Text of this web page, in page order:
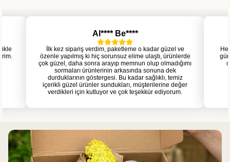
Al**** Be****
İlk kez sipariş verdim, paketleme o kadar güzel ve
özenle yapılmış ki hiç sorunsuz elime ulaştı, ürünlerde
çok güzel, daha sonra arayıp memnun olup olmadığımı
sormaları ürünlerinin arkasında sonuna dek
durduklarının göstergesi. Bu kadar sağlıklı, temiz
içerikli güzel ürünler sundukları, müşterilerine değer
verdikleri için kutluyor ve çok teşekkür ediyorum.